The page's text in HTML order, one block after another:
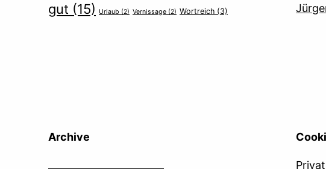
gut (15) Urlaub (2) Vernissage (2) Wortreich (3)
Archive